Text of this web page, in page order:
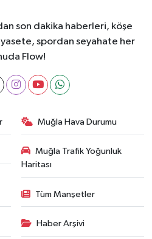
son dakika haberleri, köşe
spordan seyahate her
Flow!
Muğla Hava Durumu
Muğla Trafik Yoğunluk
Haritası
Tüm Manşetler
Haber Arşivi